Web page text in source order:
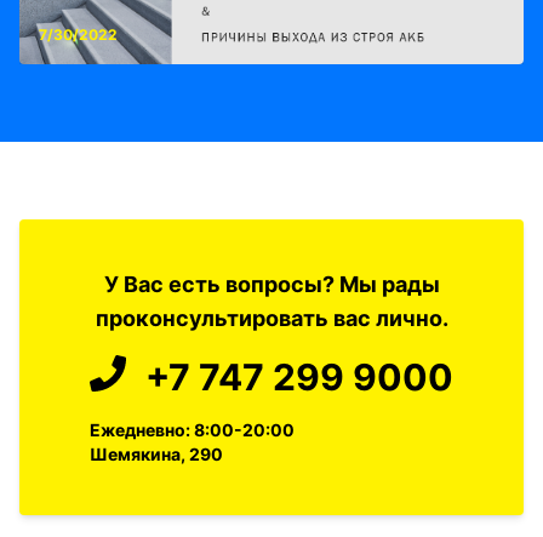
7/30/2022
У Вас есть вопросы? Мы рады
проконсультировать вас лично.
+7 747 299 9000
Ежедневно: 8:00-20:00
Шемякина, 290